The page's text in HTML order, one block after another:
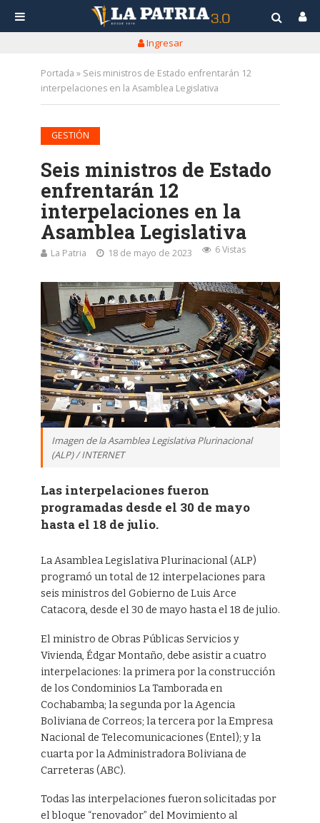
Ingresar
Portada » Seis ministros de Estado enfrentarán 12
interpelaciones en la Asamblea Legislativa
GESTIÓN
Seis ministros de Estado
enfrentarán 12
interpelaciones en la
Asamblea Legislativa
La Patria 18 de mayo de 2023 6 Vistas
Imagen de la Asamblea Legislativa Plurinacional
(ALP) / INTERNET
Las interpelaciones fueron
programadas desde el 30 de mayo
hasta el 18 de julio.
La Asamblea Legislativa Plurinacional (ALP)
programó un total de 12 interpelaciones para
seis ministros del Gobierno de Luis Arce
Catacora, desde el 30 de mayo hasta el 18 de julio.
El ministro de Obras Públicas Servicios y
Vivienda, Édgar Montaño, debe asistir a cuatro
interpelaciones: la primera por la construcción
de los Condominios La Tamborada en
Cochabamba; la segunda por la Agencia
Boliviana de Correos; la tercera por la Empresa
Nacional de Telecomunicaciones (Entel); y la
cuarta por la Administradora Boliviana de
Carreteras (ABC).
Todas las interpelaciones fueron solicitadas por
el bloque “renovador” del Movimiento al